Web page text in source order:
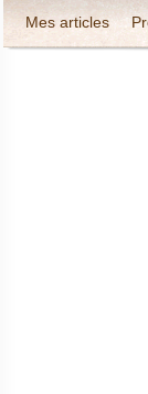
Mes articles